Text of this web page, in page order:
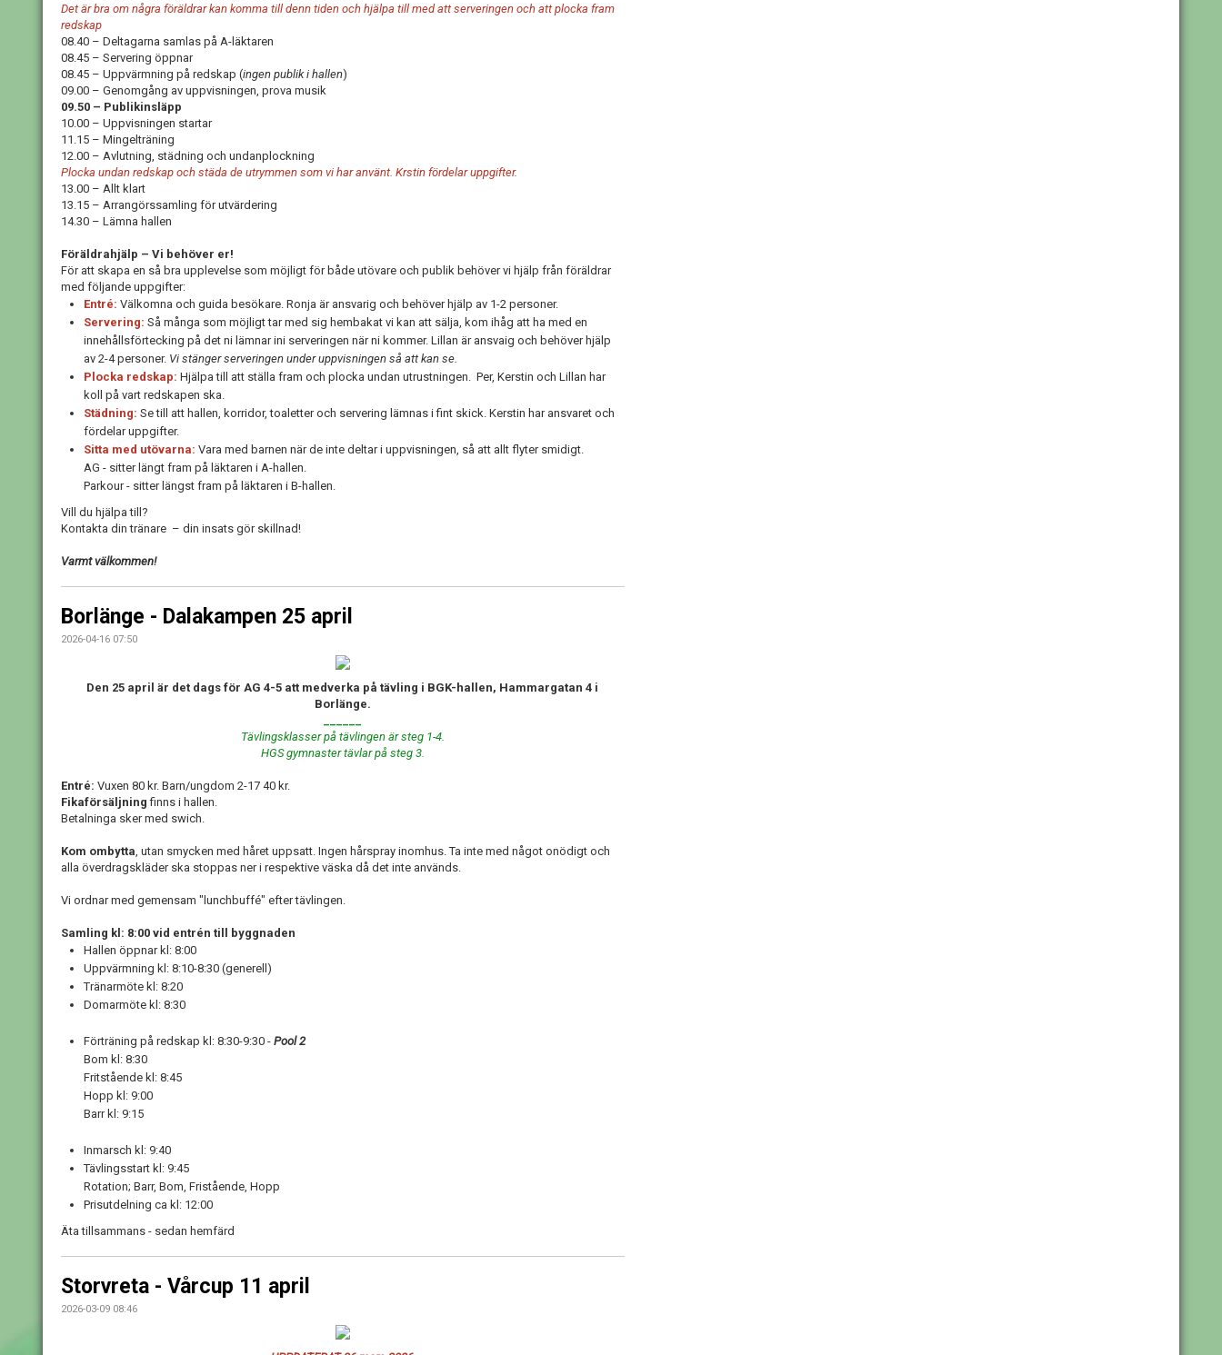
Det är bra om några föräldrar kan komma till denn tiden och hjälpa till med att serveringen och att plocka fram
redskap
08.40 – Deltagarna samlas på A-läktaren
08.45 – Servering öppnar
08.45 – Uppvärmning på redskap (ingen publik i hallen)
09.00 – Genomgång av uppvisningen, prova musik
09.50 – Publikinsläpp
10.00 – Uppvisningen startar
11.15 – Mingelträning
12.00 – Avlutning, städning och undanplockning
Plocka undan redskap och städa de utrymmen som vi har använt. Krstin fördelar uppgifter.
13.00 – Allt klart
13.15 – Arrangörssamling för utvärdering
14.30 – Lämna hallen
Föräldrahjälp – Vi behöver er!
För att skapa en så bra upplevelse som möjligt för både utövare och publik behöver vi hjälp från föräldrar
med följande uppgifter:
Entré: Välkomna och guida besökare. Ronja är ansvarig och behöver hjälp av 1-2 personer.
Servering: Så många som möjligt tar med sig hembakat vi kan att sälja, kom ihåg att ha med en
innehållsförtecking på det ni lämnar ini serveringen när ni kommer. Lillan är ansvaig och behöver hjälp
av 2-4 personer. Vi stänger serveringen under uppvisningen så att kan se.
Plocka redskap: Hjälpa till att ställa fram och plocka undan utrustningen. Per, Kerstin och Lillan har
koll på vart redskapen ska.
Städning: Se till att hallen, korridor, toaletter och servering lämnas i fint skick. Kerstin har ansvaret och
fördelar uppgifter.
Sitta med utövarna: Vara med barnen när de inte deltar i uppvisningen, så att allt flyter smidigt.
AG - sitter längt fram på läktaren i A-hallen.
Parkour - sitter längst fram på läktaren i B-hallen.
Vill du hjälpa till?
Kontakta din tränare – din insats gör skillnad!
Varmt välkommen!
Borlänge - Dalakampen 25 april
2026-04-16 07:50
Den 25 april är det dags för AG 4-5 att medverka på tävling i BGK-hallen, Hammargatan 4 i
Borlänge.
______
Tävlingsklasser på tävlingen är steg 1-4.
HGS gymnaster tävlar på steg 3.
Entré: Vuxen 80 kr. Barn/ungdom 2-17 40 kr.
Fikaförsäljningfinns i hallen.
Betalninga sker med swich.
Kom ombytta, utan smycken med håret uppsatt. Ingen hårspray inomhus. Ta inte med något onödigt och
alla överdragskläder ska stoppas ner i respektive väska då det inte används.
Vi ordnar med gemensam "lunchbuffé" efter tävlingen.
Samling kl: 8:00 vid entrén till byggnaden
Hallen öppnar kl: 8:00
Uppvärmning kl: 8:10-8:30 (generell)
Tränarmöte kl: 8:20
Domarmöte kl: 8:30
Förträning på redskap kl: 8:30-9:30 - Pool 2
Bom kl: 8:30
Fritstående kl: 8:45
Hopp kl: 9:00
Barr kl: 9:15
Inmarsch kl: 9:40
Tävlingsstart kl: 9:45
Rotation; Barr, Bom, Fristående, Hopp
Prisutdelning ca kl: 12:00
Äta tillsammans - sedan hemfärd
Storvreta - Vårcup 11 april
2026-03-09 08:46